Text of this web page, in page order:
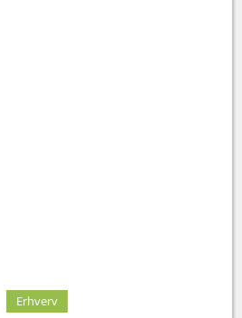
Erhverv